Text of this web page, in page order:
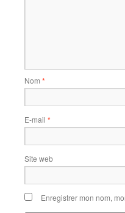
Nom *
E-mail *
Site web
Enregistrer mon nom,